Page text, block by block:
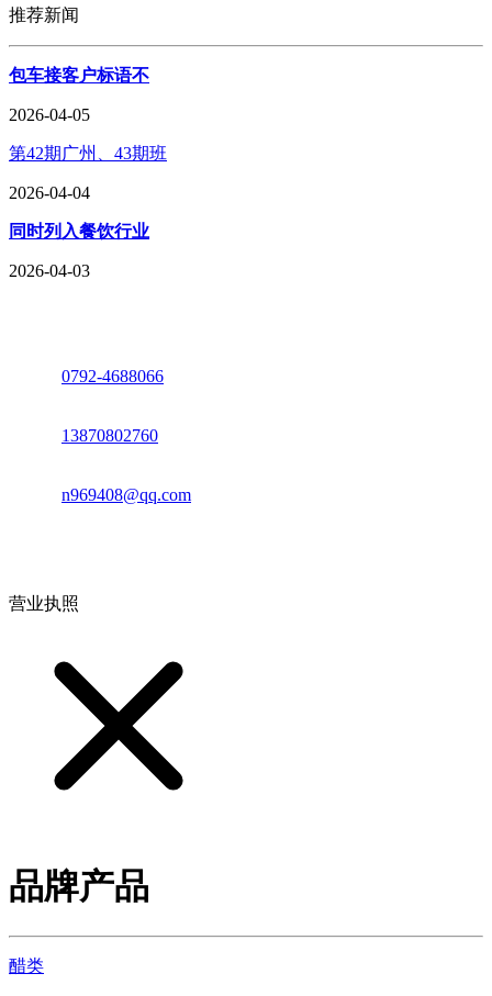
推荐新闻
包车接客户标语不
2026-04-05
第42期广州、43期班
2026-04-04
同时列入餐饮行业
2026-04-03
0792-4688066
13870802760
n969408@qq.com
营业执照
品牌产品
醋类